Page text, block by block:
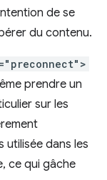
de se
du contenu.
prendre un
sur les
utilisée dans les
ce qui gâche